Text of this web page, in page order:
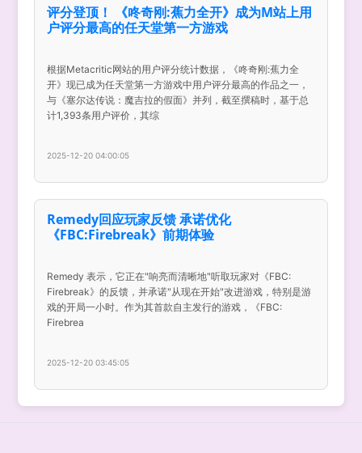
评分登顶！ 《咚奇刚:蕉力全开》成为M站上用
户评分最高的任天堂第一方游戏
根据Metacritic网站的用户评分统计数据，《咚奇刚:蕉力全
开》现已成为任天堂第一方游戏中用户评分最高的作品之一，
与《塞尔达传说：魔吉拉的假面》并列，截至撰稿时，基于总
计1,393条用户评价，其综
2025-12-20 04:00:05
Remedy回应玩家反馈 承诺优化
《FBC:Firebreak》前期体验
Remedy 表示，它正在"响亮而清晰地"听取玩家对《FBC:
Firebreak》的反馈，并承诺"从现在开始"改进游戏，特别是游
戏的开局一小时。作为其首款自主发行的游戏，《FBC:
Firebrea
2025-12-20 03:45:05